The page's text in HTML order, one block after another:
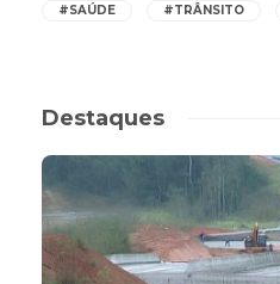
#SAÚDE #TRÂNSITO
Destaques